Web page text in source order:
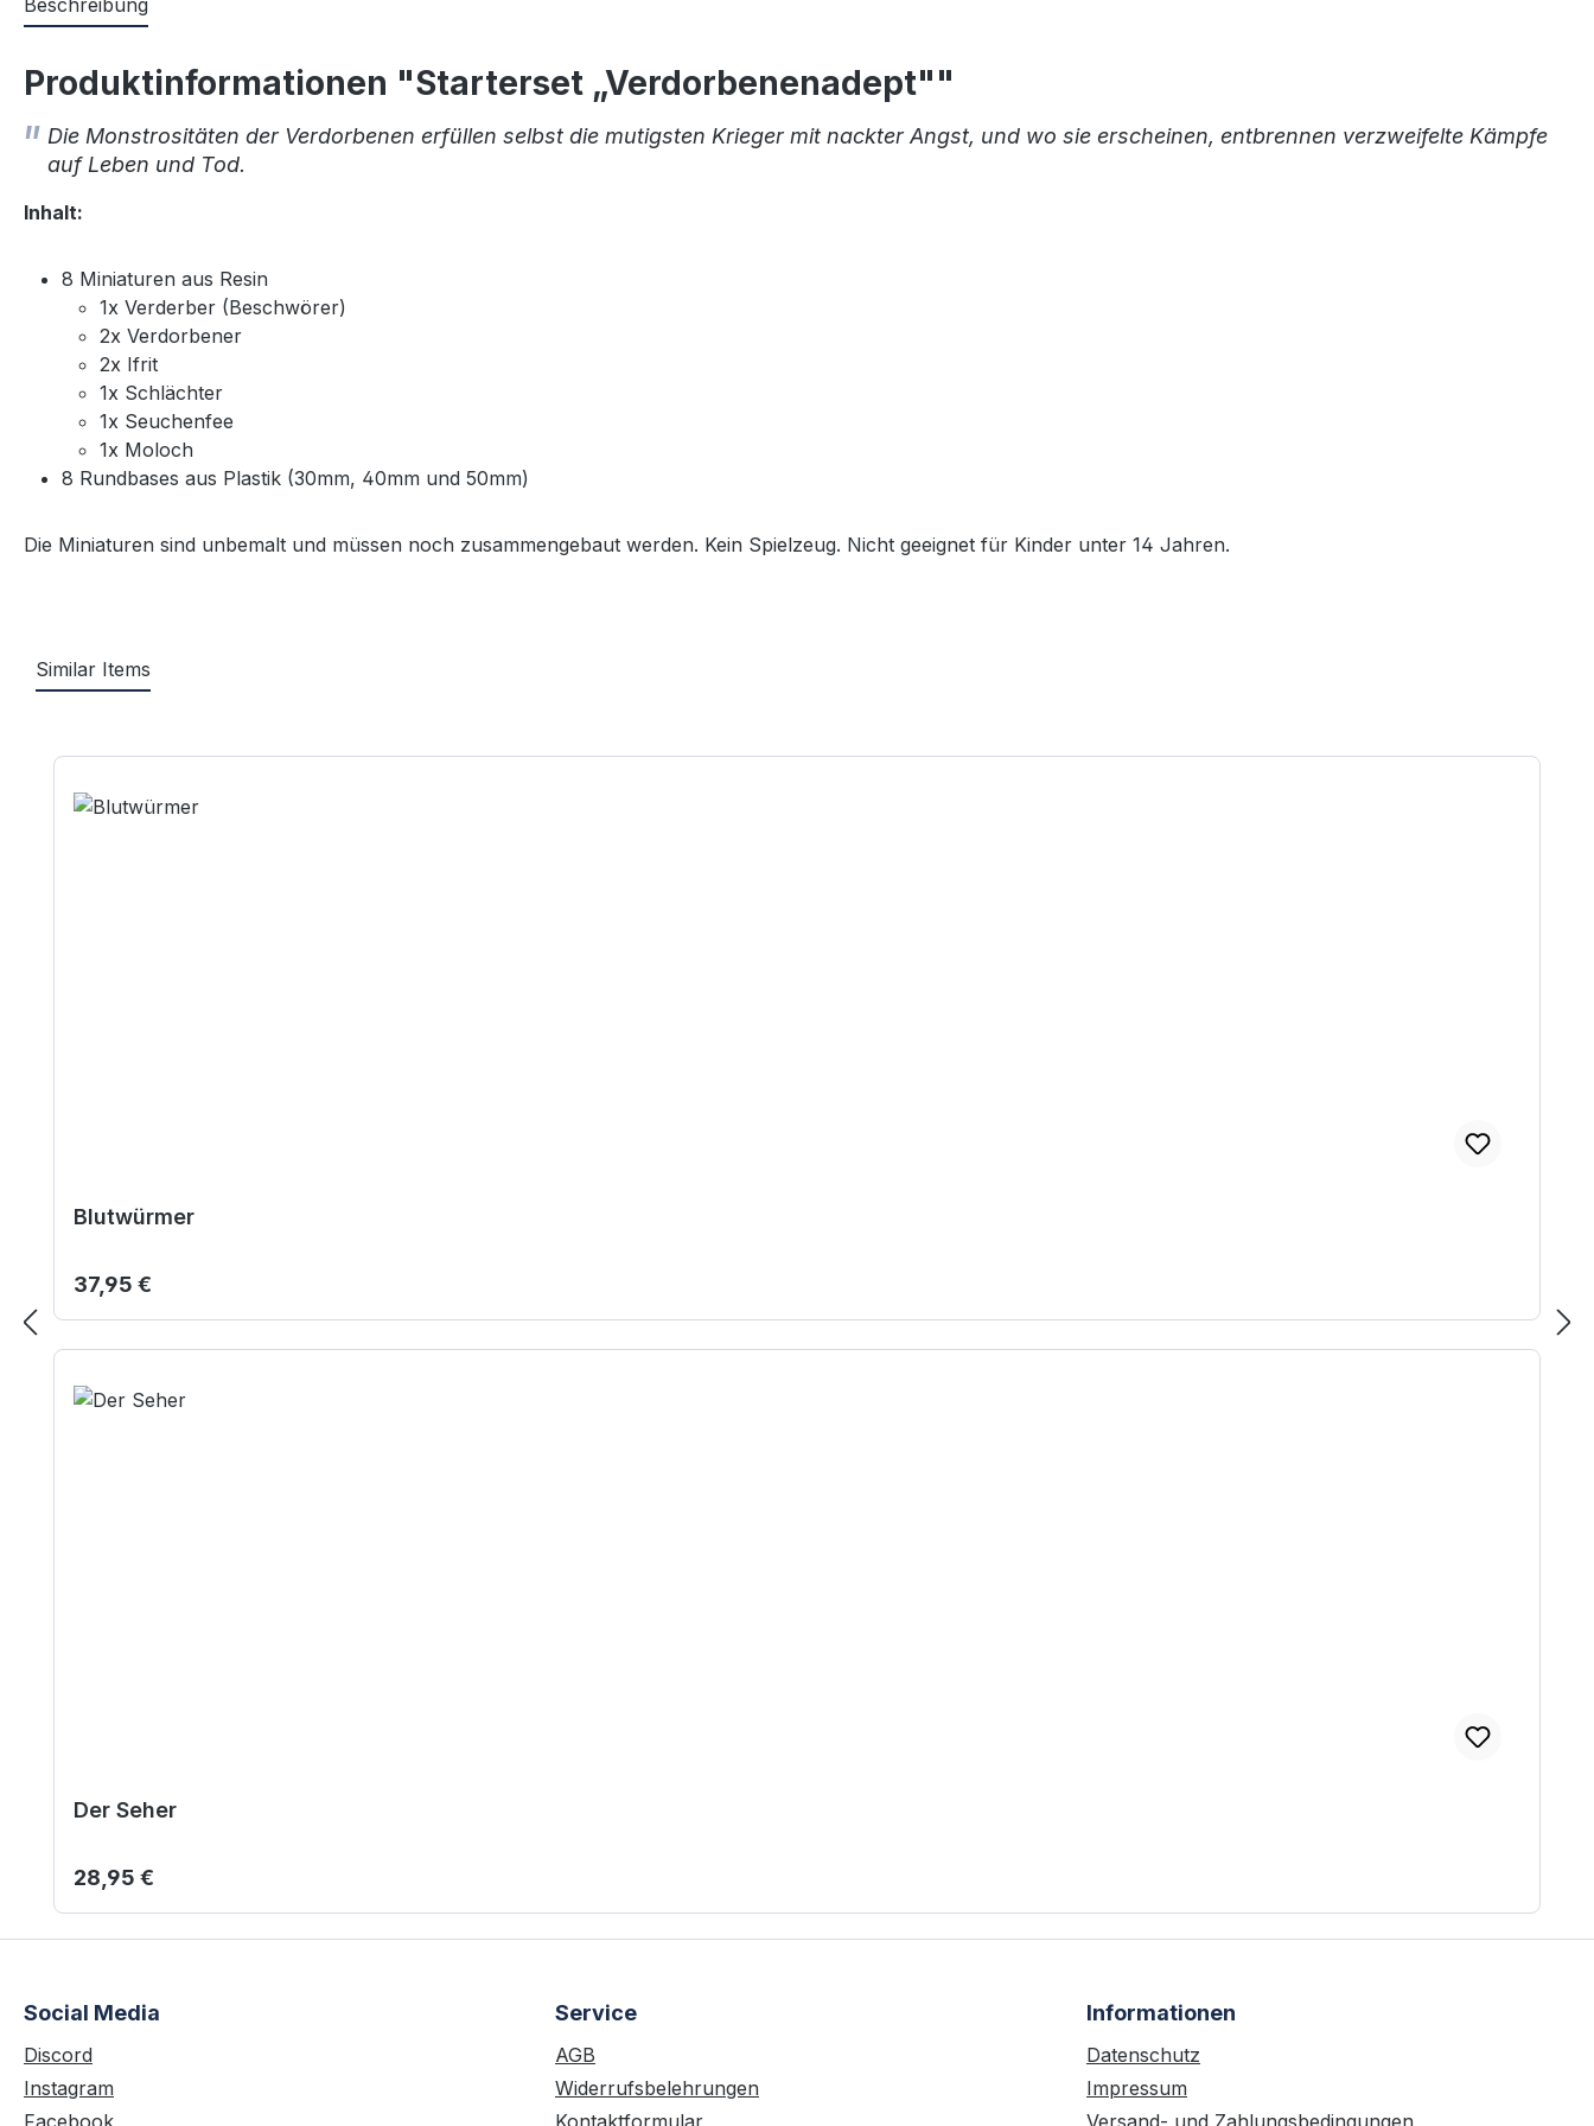
Beschreibung
Produktinformationen "Starterset „Verdorbenenadept""
Die Monstrositäten der Verdorbenen erfüllen selbst die mutigsten Krieger mit nackter Angst, und wo sie erscheinen, entbrennen verzweifelte Kämpfe
auf Leben und Tod.
Inhalt:
8 Miniaturen aus Resin
1x Verderber (Beschwörer)
2x Verdorbener
2x Ifrit
1x Schlächter
1x Seuchenfee
1x Moloch
8 Rundbases aus Plastik (30mm, 40mm und 50mm)
Die Miniaturen sind unbemalt und müssen noch zusammengebaut werden. Kein Spielzeug. Nicht geeignet für Kinder unter 14 Jahren.
Similar Items
Blutwürmer
Regulärer Preis:
37,95 €
Der Seher
Regulärer Preis:
28,95 €
Social Media
Discord
Instagram
Service
AGB
Widerrufsbelehrungen
Informationen
Datenschutz
Impressum